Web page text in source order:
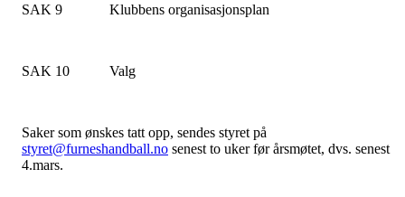
SAK 9 Klubbens organisasjonsplan
SAK 10 Valg
Saker som ønskes tatt opp, sendes styret på
styret@furneshandball.no senest to uker før årsmøtet, dvs. senest
4.mars.